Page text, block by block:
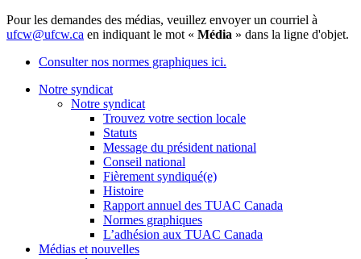
Pour les demandes des médias, veuillez envoyer un courriel à
ufcw@ufcw.ca en indiquant le mot « Média » dans la ligne d'objet.
Consulter nos normes graphiques ici.
Notre syndicat
Notre syndicat
Trouvez votre section locale
Statuts
Message du président national
Conseil national
Fièrement syndiqué(e)
Histoire
Rapport annuel des TUAC Canada
Normes graphiques
L’adhésion aux TUAC Canada
Médias et nouvelles